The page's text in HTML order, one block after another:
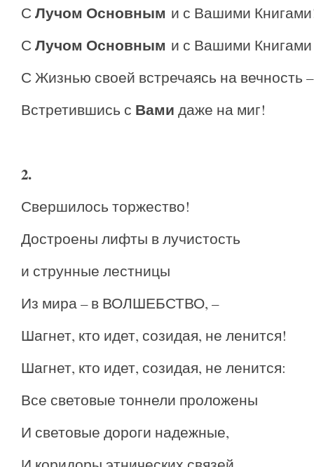
С Лучом Основным и с Вашими
С Лучом Основным и с Вашими Книгами
С Жизнью своей встречаясь на вечность –
Встретившись с Вами даже на миг!
2.
Свершилось торжество!
Достроены лифты в лучистость
и струнные лестницы
Из мира – в ВОЛШЕБСТВО, –
Шагнет, кто идет, созидая, не ленится!
Шагнет, кто идет, созидая, не ленится:
Все световые тоннели проложены
И световые дороги надежные,